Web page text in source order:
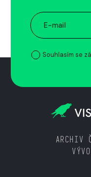
Souhlasím se
ARCHIV